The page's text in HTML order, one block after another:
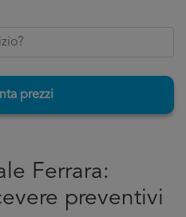
prezzi
Ferrara:
preventivi